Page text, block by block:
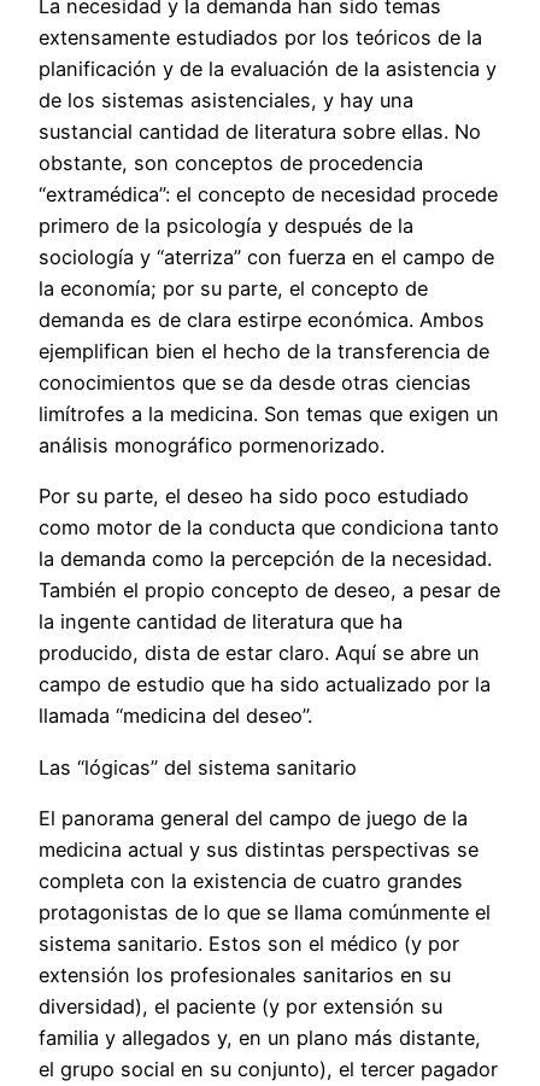
La necesidad y la demanda han sido temas
extensamente estudiados por los teóricos de la
planificación y de la evaluación de la asistencia y
de los sistemas asistenciales, y hay una
sustancial cantidad de literatura sobre ellas. No
obstante, son conceptos de procedencia
“extramédica”: el concepto de necesidad procede
primero de la psicología y después de la
sociología y “aterriza” con fuerza en el campo de
la economía; por su parte, el concepto de
demanda es de clara estirpe económica. Ambos
ejemplifican bien el hecho de la transferencia de
conocimientos que se da desde otras ciencias
limítrofes a la medicina. Son temas que exigen un
análisis monográfico pormenorizado.
Por su parte, el deseo ha sido poco estudiado
como motor de la conducta que condiciona tanto
la demanda como la percepción de la necesidad.
También el propio concepto de deseo, a pesar de
la ingente cantidad de literatura que ha
producido, dista de estar claro. Aquí se abre un
campo de estudio que ha sido actualizado por la
llamada “medicina del deseo”.
Las “lógicas” del sistema sanitario
El panorama general del campo de juego de la
medicina actual y sus distintas perspectivas se
completa con la existencia de cuatro grandes
protagonistas de lo que se llama comúnmente el
sistema sanitario. Estos son el médico (y por
extensión los profesionales sanitarios en su
diversidad), el paciente (y por extensión su
familia y allegados y, en un plano más distante,
el grupo social en su conjunto), el tercer pagador